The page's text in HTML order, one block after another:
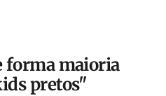
forma maioria
pretos"